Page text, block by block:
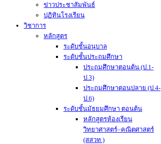
ข่าวประชาสัมพันธ์
ปฏิทินโรงเรียน
วิชาการ
หลักสูตร
ระดับชั้นอนุบาล
ระดับชั้นประถมศึกษา
ประถมศึกษาตอนต้น (ป.1-
ป.3)
ประถมศึกษาตอนปลาย (ป.4-
ป.6)
ระดับชั้นมัธยมศึกษา ตอนต้น
หลักสูตรห้องเรียน
วิทยาศาสตร์–คณิตศาสตร์
(สสวท.)